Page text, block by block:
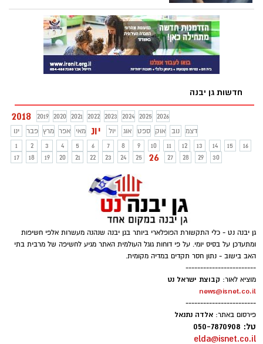
מסיבות בריכה, הרצאות, מיזמים ומגוון
פעילויות לכל הגילאים מחכים לכם הקיץ
במסגרת אירועי"קיץ לוהט 2018" בגן יבנה
חדשות גן יבנה
2018 2019 2020 2021 2022 2023 2024 2025
2026
ינו
פבר מרץ אפר מאי יונ יול אוג ספט אוק נוב
דצמ
1
2 3 4 5 6 7 8 9 10 11 12 13 14 15
16
17
18 19 20 21 22 23 24 25 26 27 28 29 30
גן יבנה נט - כלי התקשורת הפופלארי ביותר בגן יבנה שנהנה מעשרות אלפי חשיפות
ומתעדכן על בסיס יומי. על פי דוחות גוגל העולמית האתר מגיע לחשיפה של מרבית בתי
האב בישוב - נתון חסר תקדים במדיה מקומית.
------------------------
מוציא לאור: קבוצת ישראל נט
news@isnet.co.il
------------------------
פירסום באתר: אלדה נתנאל
טל: 050-7870908
elda@isnet.co.il